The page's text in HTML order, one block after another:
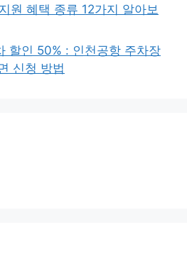
원 혜택 종류 12가지 알아보
할인 50% : 인천공항 주차장
신청 방법